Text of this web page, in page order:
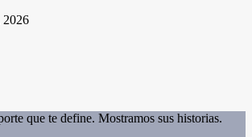
2026
que te define. Mostramos sus historias.